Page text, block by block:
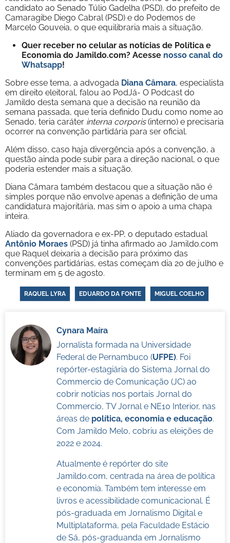
candidato ao Senado Túlio Gadelha (PSD), do prefeito de
Camaragibe Diego Cabral (PSD) e do Podemos de
Marcelo Gouveia, o que equilibraria mais a situação.
Quer receber no celular as notícias de Política e
Economia do Jamildo.com? Acesse nosso canal do
Whatsapp!
Sobre esse tema, a advogada Diana Câmara, especialista
em direito eleitoral, falou ao PodJá- O Podcast do
Jamildo desta semana que a decisão na reunião da
semana passada, que teria definido Dudu como nome ao
Senado, teria caráter interna corporis(interno) e precisaria
ocorrer na convenção partidária para ser oficial.
Além disso, caso haja divergência após a convenção, a
questão ainda pode subir para a direção nacional, o que
poderia estender mais a situação.
Diana Câmara também destacou que a situação não é
simples porque não envolve apenas a definição de uma
candidatura majoritária, mas sim o apoio a uma chapa
inteira.
Aliado da governadora e ex-PP, o deputado estadual
Antônio Moraes (PSD) já tinha afirmado ao Jamildo.com
que Raquel deixaria a decisão para próximo das
convenções partidárias, estas começam dia 20 de julho e
terminam em 5 de agosto.
RAQUEL LYRA EDUARDO DA FONTE MIGUEL COELHO
Cynara Maíra
Jornalista formada na Universidade
Federal de Pernambuco (UFPE). Foi
repórter-estagiária do Sistema Jornal do
Commercio de Comunicação (JC) ao
cobrir notícias nos portais Jornal do
Commercio, TV Jornal e NE10 Interior, nas
áreas de política, economia e educação.
Com Jamildo Melo, cobriu as eleições de
2022 e 2024.
Atualmente é repórter do site
Jamildo.com, centrada na área de política
e economia. Também tem interesse em
livros e acessibilidade comunicacional. É
pós-graduada em Jornalismo Digital e
Multiplataforma, pela Faculdade Estácio
de Sá, pós-graduanda em Jornalismo